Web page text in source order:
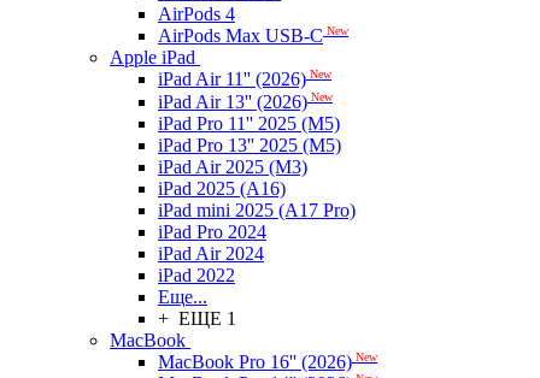
AirPods 4
AirPods Max USB-C New
Apple iPad
iPad Air 11'' (2026) New
iPad Air 13'' (2026) New
iPad Pro 11'' 2025 (M5)
iPad Pro 13'' 2025 (M5)
iPad Air 2025 (M3)
iPad 2025 (A16)
iPad mini 2025 (A17 Pro)
iPad Pro 2024
iPad Air 2024
iPad 2022
Еще...
+ ЕЩЕ 1
MacBook
MacBook Pro 16'' (2026) New